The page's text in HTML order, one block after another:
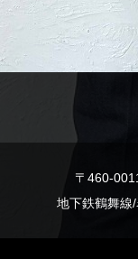
〒460-
地下鉄鶴舞線